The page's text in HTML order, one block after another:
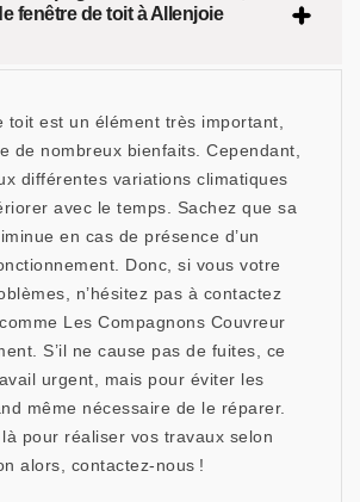
fenêtre de toit à Allenjoie
toit est un élément très important,
de nombreux bienfaits. Cependant,
différentes variations climatiques
avec le temps. Sachez que sa
en cas de présence d’un
Donc, si vous votre
n’hésitez pas à contactez
Les Compagnons Couvreur
S’il ne cause pas de fuites, ce
urgent, mais pour éviter les
même nécessaire de le réparer.
pour réaliser vos travaux selon
alors, contactez-nous !